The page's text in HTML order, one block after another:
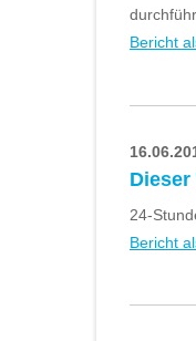
Bericht
24-
Bericht